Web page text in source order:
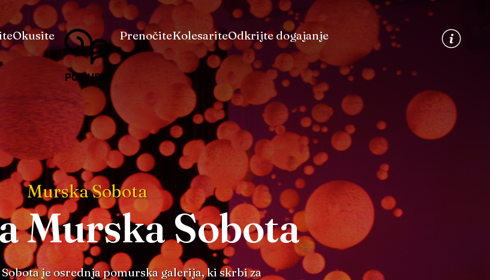
Na
vsebino
Navigacija
Okusite PrenočiteKolesariteOdkrijte dogajanje
Murska Sobota
Murska Sobota
je osrednja pomurska galerija, ki skrbi za